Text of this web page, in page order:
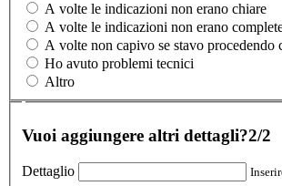
A volte le indicazioni non erano chiare
A volte le indicazioni non erano
A volte non capivo se stavo procedendo
Ho avuto problemi tecnici
Altro
Vuoi aggiungere altri dettagli?2/2
Dettaglio